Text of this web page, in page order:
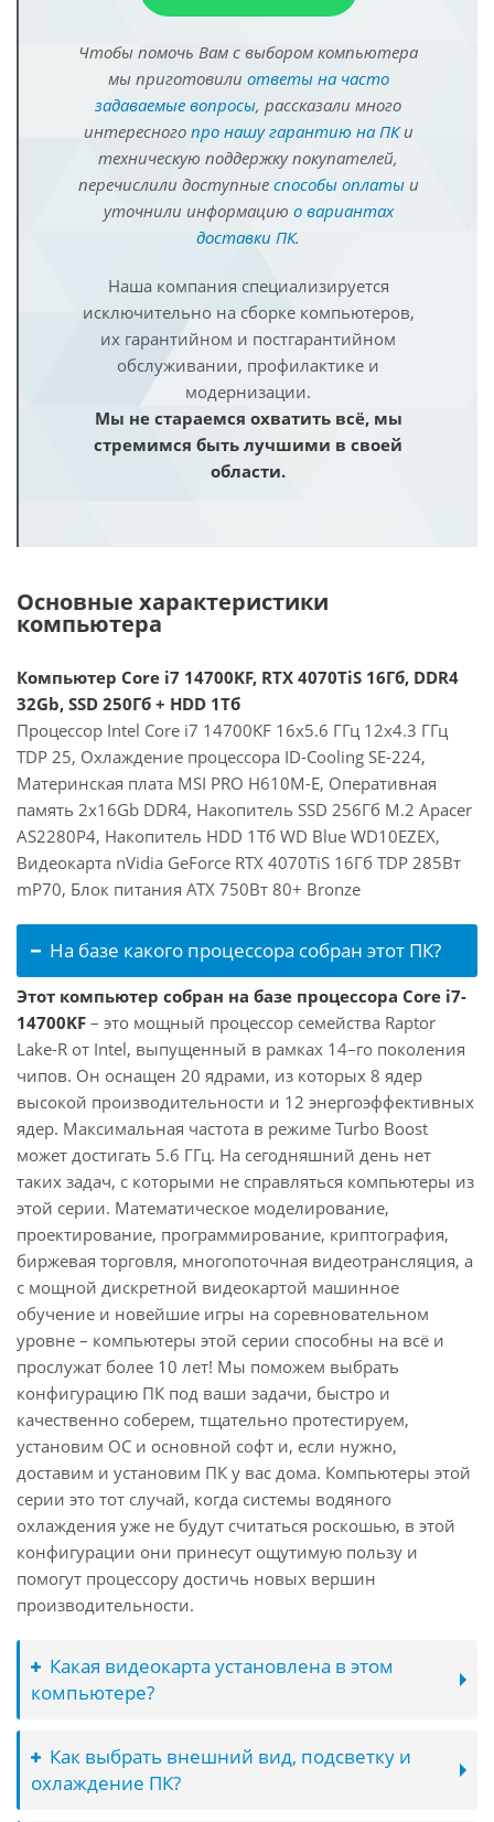
Чтобы помочь Вам с выбором компьютера
мы приготовили ответы на часто
задаваемые вопросы, рассказали много
интересного про нашу гарантию на ПКи
техническую поддержку покупателей,
перечислили доступные способы оплатыи
уточнили информацию о вариантах
доставки ПК.
Наша компания специализируется
исключительно на сборке компьютеров,
их гарантийном и постгарантийном
обслуживании, профилактике и
модернизации.
Мы не стараемся охватить всё, мы
стремимся быть лучшими в своей
области.
Основные характеристики
компьютера
Компьютер Core i7 14700KF, RTX 4070TiS 16Гб, DDR4
32Gb, SSD 250Гб + HDD 1Тб
Процессор Intel Core i7 14700KF 16x5.6 ГГц 12x4.3 ГГц
TDP 25, Охлаждение процессора ID-Cooling SE-224,
Материнская плата MSI PRO H610M-E, Оперативная
память 2x16Gb DDR4, Накопитель SSD 256Гб M.2 Apacer
AS2280P4, Накопитель HDD 1Тб WD Blue WD10EZEX,
Видеокарта nVidia GeForce RTX 4070TiS 16Гб TDP 285Вт
mP70, Блок питания ATX 750Вт 80+ Bronze
На базе какого процессора собран этот ПК?
Этот компьютер собран на базе процессора Core i7-
14700KF – это мощный процессор семейства Raptor
Lake-R от Intel, выпущенный в рамках 14–го поколения
чипов. Он оснащен 20 ядрами, из которых 8 ядер
высокой производительности и 12 энергоэффективных
ядер. Максимальная частота в режиме Turbo Boost
может достигать 5.6 ГГц. На сегодняшний день нет
таких задач, с которыми не справляться компьютеры из
этой серии. Математическое моделирование,
проектирование, программирование, криптография,
биржевая торговля, многопоточная видеотрансляция, а
с мощной дискретной видеокартой машинное
обучение и новейшие игры на соревновательном
уровне – компьютеры этой серии способны на всё и
прослужат более 10 лет! Мы поможем выбрать
конфигурацию ПК под ваши задачи, быстро и
качественно соберем, тщательно протестируем,
установим ОС и основной софт и, если нужно,
доставим и установим ПК у вас дома. Компьютеры этой
серии это тот случай, когда системы водяного
охлаждения уже не будут считаться роскошью, в этой
конфигурации они принесут ощутимую пользу и
помогут процессору достичь новых вершин
производительности.
Какая видеокарта установлена в этом
компьютере?
Как выбрать внешний вид, подсветку и
охлаждение ПК?